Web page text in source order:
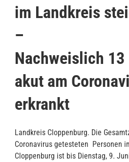
im Landkreis
–
Nachweislich 13
akut am
erkrankt
Landkreis Cloppenburg. Die
Coronavirus getesteten Personen
Cloppenburg ist bis Dienstag, 9.